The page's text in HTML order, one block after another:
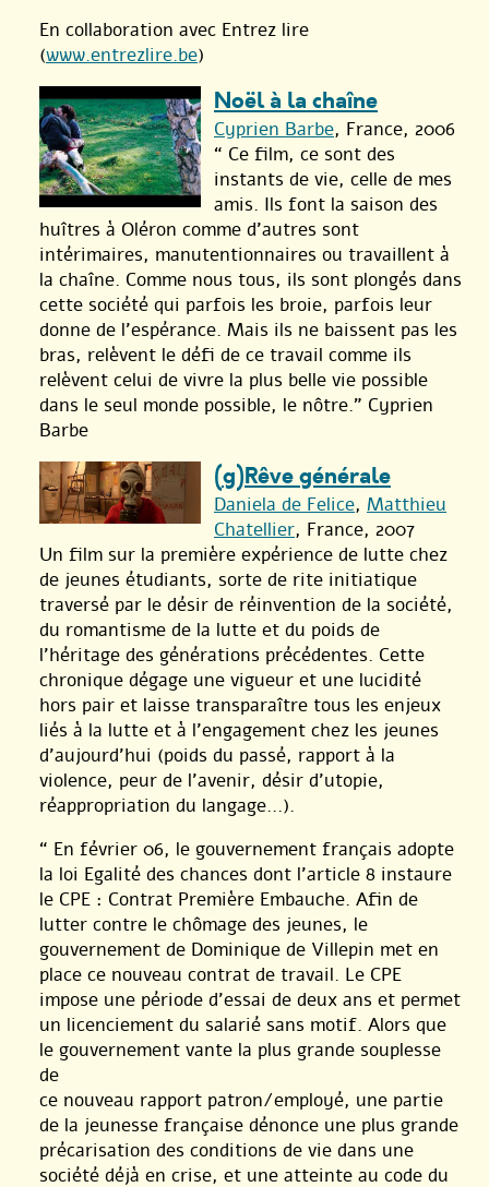
En collaboration avec Entrez lire
(www.entrezlire.be)
Noël à la chaîne
Cyprien Barbe, France, 2006
“ Ce film, ce sont des
instants de vie, celle de mes
amis. Ils font la saison des
huîtres à Oléron comme d’autres sont
intérimaires, manutentionnaires ou travaillent à
la chaîne. Comme nous tous, ils sont plongés dans
cette société qui parfois les broie, parfois leur
donne de l’espérance. Mais ils ne baissent pas les
bras, relèvent le défi de ce travail comme ils
relèvent celui de vivre la plus belle vie possible
dans le seul monde possible, le nôtre.” Cyprien
Barbe
(g)Rêve générale
Daniela de Felice, Matthieu
Chatellier, France, 2007
Un film sur la première expérience de lutte chez
de jeunes étudiants, sorte de rite initiatique
traversé par le désir de réinvention de la société,
du romantisme de la lutte et du poids de
l’héritage des générations précédentes. Cette
chronique dégage une vigueur et une lucidité
hors pair et laisse transparaître tous les enjeux
liés à la lutte et à l’engagement chez les jeunes
d’aujourd’hui (poids du passé, rapport à la
violence, peur de l’avenir, désir d’utopie,
réappropriation du langage...).
“ En février 06, le gouvernement français adopte
la loi Egalité des chances dont l’article 8 instaure
le CPE : Contrat Première Embauche. Afin de
lutter contre le chômage des jeunes, le
gouvernement de Dominique de Villepin met en
place ce nouveau contrat de travail. Le CPE
impose une période d’essai de deux ans et permet
un licenciement du salarié sans motif. Alors que
le gouvernement vante la plus grande souplesse
de
ce nouveau rapport patron/employé, une partie
de la jeunesse française dénonce une plus grande
précarisation des conditions de vie dans une
société déjà en crise, et une atteinte au code du